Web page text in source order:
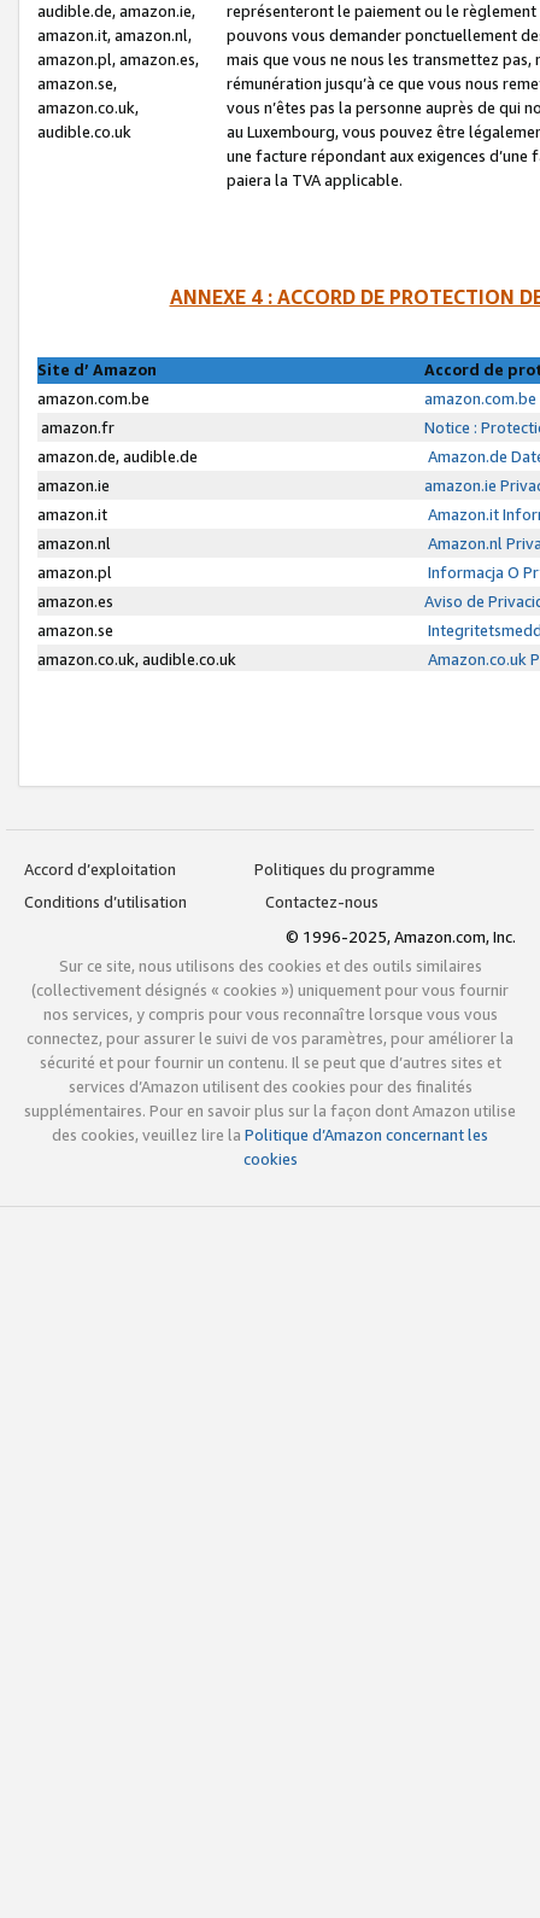
audible.de, amazon.ie,
amazon.it, amazon.nl,
amazon.pl, amazon.es,
amazon.se,
amazon.co.uk,
audible.co.uk
représenteront le paiement ou le
pouvons vous demander ponctuellement
mais que vous ne nous les transmettez
rémunération jusqu’à ce que vous nous
vous n’êtes pas la personne auprès de qui
au Luxembourg, vous pouvez être
une facture répondant aux exigences
paiera la TVA applicable.
ANNEXE 4 : ACCORD DE PROTECTION
Site d’ Amazon
Accord de
amazon.com.be
amazon.fr
Notice :
amazon.de, audible.de
Amazon.de
amazon.ie
amazon.ie
amazon.it
Amazon.it
amazon.nl
Amazon.nl
amazon.pl
Informacja O
amazon.es
Aviso de
amazon.se
amazon.co.uk, audible.co.uk
Amazon.co.uk
Accord d’exploitation
Politiques du programme
Conditions d’utilisation
Contactez-nous
© 1996-2025, Amazon.com, Inc.
Sur ce site, nous utilisons des cookies et des outils similaires
(collectivement désignés « cookies ») uniquement pour vous fournir
nos services, y compris pour vous reconnaître lorsque vous vous
connectez, pour assurer le suivi de vos paramètres, pour améliorer la
sécurité et pour fournir un contenu. Il se peut que d’autres sites et
services d’Amazon utilisent des cookies pour des finalités
supplémentaires. Pour en savoir plus sur la façon dont Amazon utilise
des cookies, veuillez lire la Politique d’Amazon concernant les
cookies